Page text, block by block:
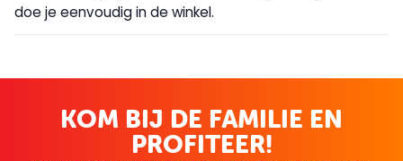
doe je eenvoudig in de winkel.
KOM BIJ DE FAMILIE EN
PROFITEER!